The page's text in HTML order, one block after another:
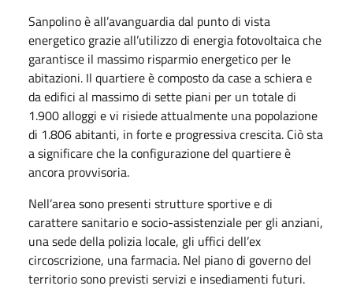
Sanpolino è all’avanguardia dal punto di vista
energetico grazie all’utilizzo di energia fotovoltaica che
garantisce il massimo risparmio energetico per le
abitazioni. Il quartiere è composto da case a schiera e
da edifici al massimo di sette piani per un totale di
1.900 alloggi e vi risiede attualmente una popolazione
di 1.806 abitanti, in forte e progressiva crescita. Ciò sta
a significare che la configurazione del quartiere è
ancora provvisoria.
Nell’area sono presenti strutture sportive e di
carattere sanitario e socio-assistenziale per gli anziani,
una sede della polizia locale, gli uffici dell’ex
circoscrizione, una farmacia. Nel piano di governo del
territorio sono previsti servizi e insediamenti futuri.